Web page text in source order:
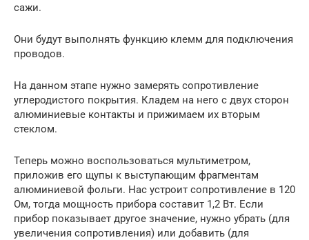
сажи.
Они будут выполнять функцию клемм для подключения
проводов.
На данном этапе нужно замерять сопротивление
углеродистого покрытия. Кладем на него с двух сторон
алюминиевые контакты и прижимаем их вторым
стеклом.
Теперь можно воспользоваться мультиметром,
приложив его щупы к выступающим фрагментам
алюминиевой фольги. Нас устроит сопротивление в 120
Ом, тогда мощность прибора составит 1,2 Вт. Если
прибор показывает другое значение, нужно убрать (для
увеличения сопротивления) или добавить (для